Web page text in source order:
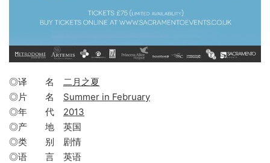
◎译 名 二月之夏
◎片 名 Summer in February
◎年 代 2013
◎产 地 英国
◎类 别 剧情
◎语 言 英语